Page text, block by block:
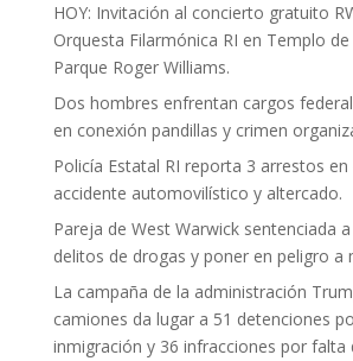
HOY: Invitación al concierto gratuito
Orquesta Filarmónica RI en Templo
Parque Roger Williams.
Dos hombres enfrentan cargos
en conexión pandillas y crimen
Policía Estatal RI reporta 3 arrestos
accidente automovilístico y altercado.
Pareja de West Warwick sentenciada
delitos de drogas y poner en peligro a
La campaña de la administración
camiones da lugar a 51 detenciones
inmigración y 36 infracciones por falta